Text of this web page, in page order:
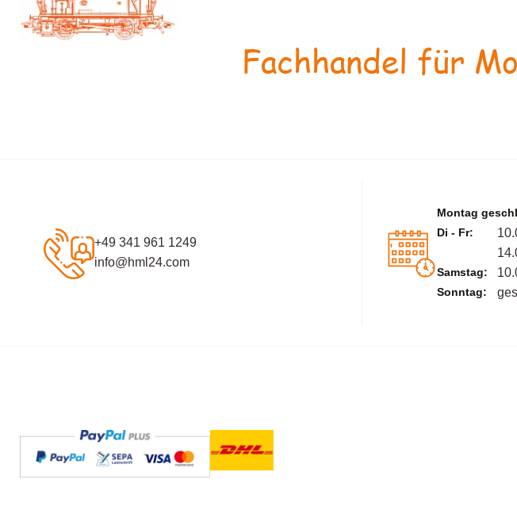
Fachhandel für
+49 341 961 1249
info@hml24.com
Montag
Di - Fr:
Samstag:
Sonntag: